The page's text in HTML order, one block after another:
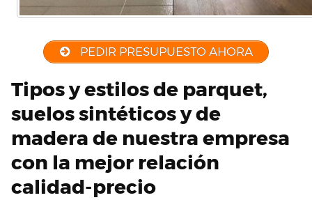
PEDIR PRESUPUESTO AHORA
Tipos y estilos de parquet,
suelos sintéticos y de
madera de nuestra empresa
con la mejor relación
calidad-precio